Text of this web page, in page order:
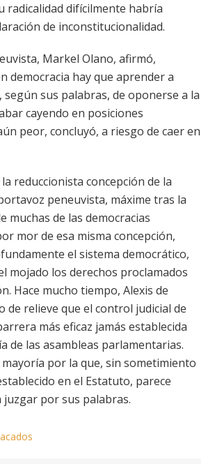
radicalidad difícilmente habría
de inconstitucionalidad.
Markel Olano, afirmó,
democracia hay que aprender a
sus palabras, de oponerse a la
cayendo en posiciones
peor, concluyó, a riesgo de caer en
reduccionista concepción de la
peneuvista, máxime tras la
muchas de las democracias
mor de esa misma concepción,
el sistema democrático,
mojado los derechos proclamados
Hace mucho tiempo, Alexis de
de relieve que el control judicial de
más eficaz jamás establecida
de las asambleas parlamentarias.
mayoría por la que, sin sometimiento
en el Estatuto, parece
juzgar por sus palabras.